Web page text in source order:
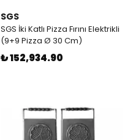
SGS
SGS İki Katlı Pizza Fırını Elektrikli
(9+9 Pizza Ø 30 Cm)
₺ 152,934.90